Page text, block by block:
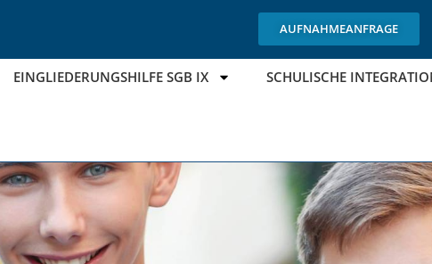
AUFNAHMEANFRAGE
EINGLIEDERUNGSHILFE SGB IX SCHULISCHE